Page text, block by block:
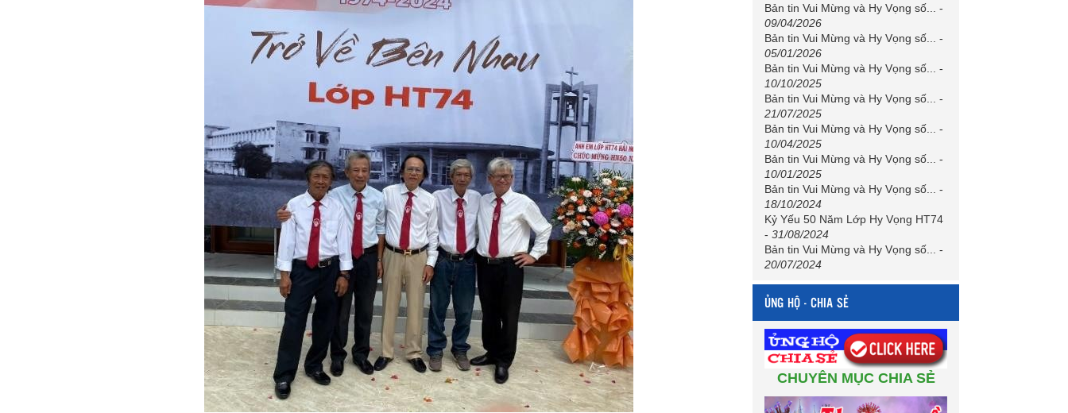
Bản tin Vui Mừng và Hy Vọng số...
-
09/04/2026
Bản tin Vui Mừng và Hy Vọng số...
-
05/01/2026
Bản tin Vui Mừng và Hy Vọng số...
-
10/10/2025
Bản tin Vui Mừng và Hy Vọng số...
-
21/07/2025
Bản tin Vui Mừng và Hy Vọng số...
-
10/04/2025
Bản tin Vui Mừng và Hy Vọng số...
-
10/01/2025
Bản tin Vui Mừng và Hy Vọng số...
-
18/10/2024
Kỷ Yếu 50 Năm Lớp Hy Vọng HT74
- 31/08/2024
Bản tin Vui Mừng và Hy Vọng số...
-
20/07/2024
ỦNG HỘ - CHIA SẺ
CHUYÊN MỤC CHIA SẺ